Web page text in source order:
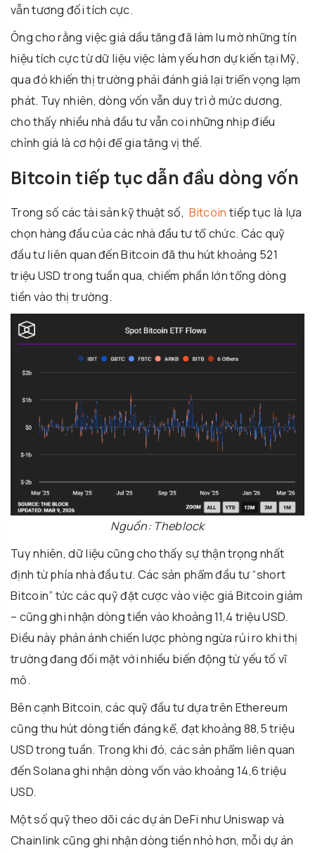
vẫn tương đối tích cực.
Ông cho rằng việc giá dầu tăng đã làm lu mờ những tín
hiệu tích cực từ dữ liệu việc làm yếu hơn dự kiến tại Mỹ,
qua đó khiến thị trường phải đánh giá lại triển vọng lạm
phát. Tuy nhiên, dòng vốn vẫn duy trì ở mức dương,
cho thấy nhiều nhà đầu tư vẫn coi những nhịp điều
chỉnh giá là cơ hội để gia tăng vị thế.
Bitcoin tiếp tục dẫn đầu dòng vốn
Trong số các tài sản kỹ thuật số, Bitcointiếp tục là lựa
chọn hàng đầu của các nhà đầu tư tổ chức. Các quỹ
đầu tư liên quan đến Bitcoin đã thu hút khoảng 521
triệu USD trong tuần qua, chiếm phần lớn tổng dòng
tiền vào thị trường.
Nguồn: Theblock
Tuy nhiên, dữ liệu cũng cho thấy sự thận trọng nhất
định từ phía nhà đầu tư. Các sản phẩm đầu tư “short
Bitcoin” tức các quỹ đặt cược vào việc giá Bitcoin giảm
– cũng ghi nhận dòng tiền vào khoảng 11,4 triệu USD.
Điều này phản ánh chiến lược phòng ngừa rủi ro khi thị
trường đang đối mặt với nhiều biến động từ yếu tố vĩ
mô.
Bên cạnh Bitcoin, các quỹ đầu tư dựa trên Ethereum
cũng thu hút dòng tiền đáng kể, đạt khoảng 88,5 triệu
USD trong tuần. Trong khi đó, các sản phẩm liên quan
đến Solana ghi nhận dòng vốn vào khoảng 14,6 triệu
USD.
Một số quỹ theo dõi các dự án DeFi như Uniswap và
Chainlink cũng ghi nhận dòng tiền nhỏ hơn, mỗi dự án